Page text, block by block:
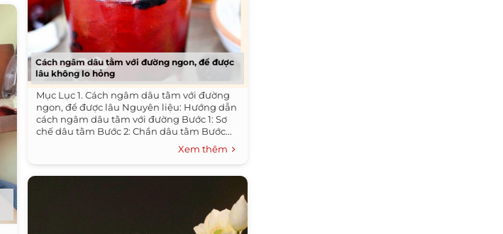
Cách ngâm dâu tằm với đường ngon, để được
lâu không lo hỏng
Mục Lục 1. Cách ngâm dâu tằm với đường
ngon, để được lâu Nguyên liệu: Hướng dẫn
cách ngâm dâu tằm với đường Bước 1: Sơ
chế dâu tằm Bước 2: Chần dâu tằm Bước...
Xem thêm